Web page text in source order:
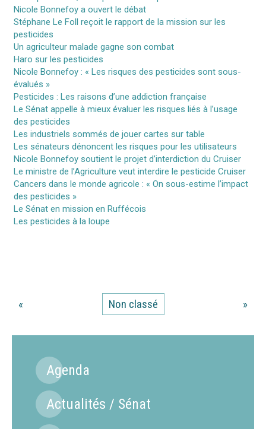
Nicole Bonnefoy a ouvert le débat
Stéphane Le Foll reçoit le rapport de la mission sur les
pesticides
Un agriculteur malade gagne son combat
Haro sur les pesticides
Nicole Bonnefoy : « Les risques des pesticides sont sous-
évalués »
Pesticides : Les raisons d’une addiction française
Le Sénat appelle à mieux évaluer les risques liés à l’usage
des pesticides
Les industriels sommés de jouer cartes sur table
Les sénateurs dénoncent les risques pour les utilisateurs
Nicole Bonnefoy soutient le projet d’interdiction du Cruiser
Le ministre de l’Agriculture veut interdire le pesticide Cruiser
Cancers dans le monde agricole : « On sous-estime l’impact
des pesticides »
Le Sénat en mission en Ruffécois
Les pesticides à la loupe
« Non classé »
Agenda
Actualités / Sénat